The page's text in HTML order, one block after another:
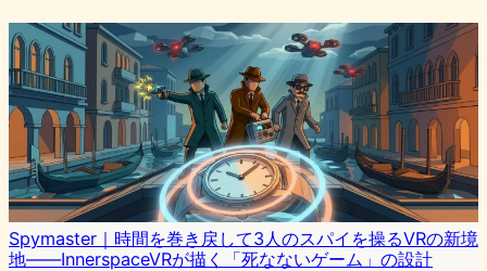
Spymaster｜時間を巻き戻して3人のスパイを操るVRの新境
地——InnerspaceVRが描く「死なないゲーム」の設計